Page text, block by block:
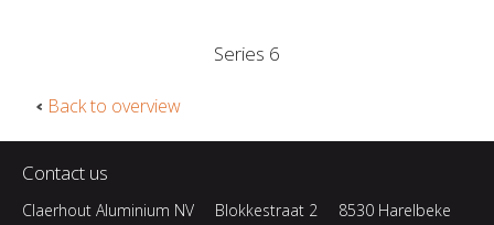
Series 6
Back to overview
Contact us
Claerhout Aluminium NV Blokkestraat 2
8530 Harelbeke